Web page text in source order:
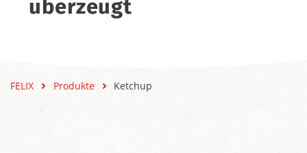
überzeugt
FELIX Produkte Ketchup